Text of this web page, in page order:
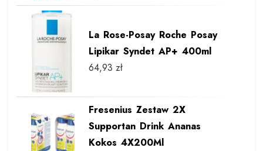
La Rose-Posay Roche Posay
Lipikar Syndet AP+ 400ml
64,93 zł
Fresenius Zestaw 2X
Supportan Drink Ananas
Kokos 4X200Ml